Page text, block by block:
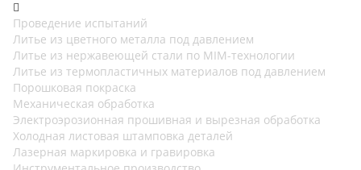
Проведение испытаний
Литье из цветного металла под давлением
Литье из нержавеющей стали по MIM-технологии
Литье из термопластичных материалов под давлением
Порошковая покраска
Механическая обработка
Электроэрозионная прошивная и вырезная обработка
Холодная листовая штамповка деталей
Лазерная маркировка и гравировка